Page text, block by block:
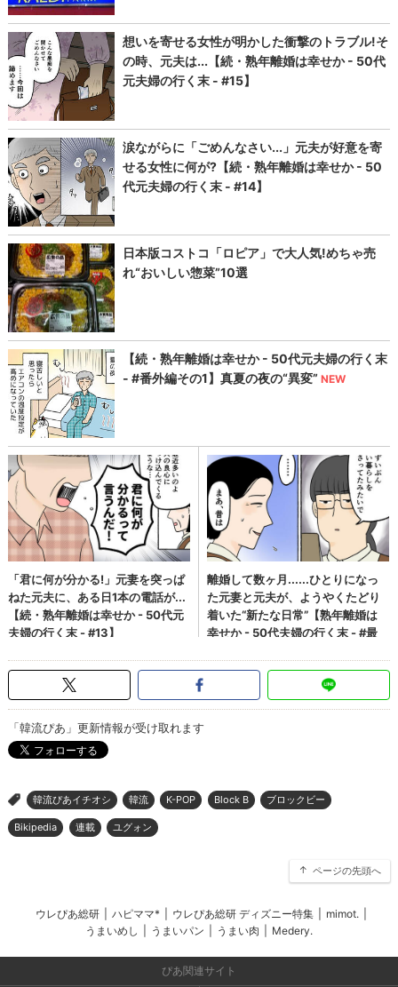
「韓流ぴあ」更新情報が受け取れます
> 韓流ぴあイチオシ 韓流 K-POP Block B ブロックビー
Bikipedia 連載 ユグォン
ページの先頭へ
ウレぴあ総研 ハピママ* ウレぴあ総研 ディズニー特集 mimot.
うまいめし
うまいパン うまい肉 Medery.
ぴあ関連サイト